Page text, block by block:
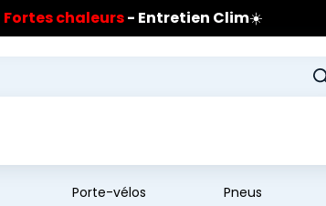
Fortes chaleurs- Entretien Clim☀️
Prix coûtant pneus Bridgestone
🔥Extincteur :réflexe sécurité🔥
sur les pneus Bridgestone
Porte-vélos Pneus